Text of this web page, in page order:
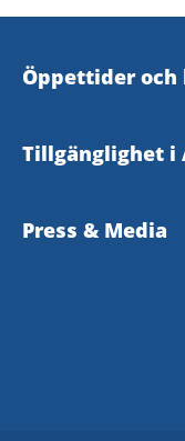
Öppettider
Öppettider och
Tillgänglighet i
Tillgänglighetsguide -
Press & Media